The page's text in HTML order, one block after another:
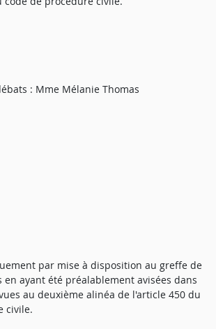
: Mme Mélanie Thomas
par mise à disposition au greffe de
en ayant été préalablement avisées dans
au deuxième alinéa de l'article 450 du
civile.